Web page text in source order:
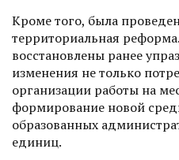
Кроме того, была
территориальная
восстановлены ранее
изменения не только
организации работы на
формирование новой
образованных
единиц.